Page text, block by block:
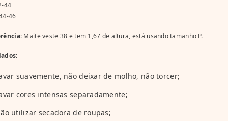
44
46
Maite veste 38 e tem 1,67 de altura, está usando tamanho P.
suavemente, não deixar de molho, não torcer;
cores intensas separadamente;
utilizar secadora de roupas;